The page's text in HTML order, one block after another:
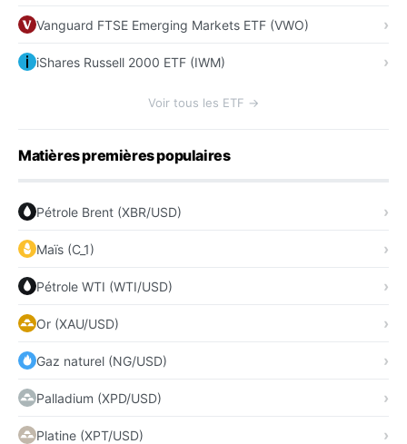
Vanguard FTSE Emerging Markets ETF (VWO)
iShares Russell 2000 ETF (IWM)
Voir tous les ETF →
Matières premières populaires
Pétrole Brent (XBR/USD)
Maïs (C_1)
Pétrole WTI (WTI/USD)
Or (XAU/USD)
Gaz naturel (NG/USD)
Palladium (XPD/USD)
Platine (XPT/USD)